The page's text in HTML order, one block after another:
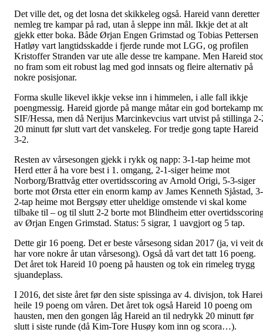
Det ville det, og det losna det skikkeleg også. Hareid vann deretter
nemleg tre kampar på rad, utan å sleppe inn mål. Ikkje det at alt
gjekk etter boka. Både Ørjan Engen Grimstad og Tobias Pettersen
Hatløy vart langtidsskadde i fjerde runde mot LGG, og profilen
Kristoffer Stranden var ute alle desse tre kampane. Men Hareid
no fram som eit robust lag med god innsats og fleire alternativ på
nokre posisjonar.
Forma skulle likevel ikkje vekse inn i himmelen, i alle fall ikkje
poengmessig. Hareid gjorde på mange måtar ein god bortekamp
SIF/Hessa, men då Nerijus Marcinkevcius vart utvist på stillinga 2-
20 minutt før slutt vart det vanskeleg. For tredje gong tapte Hareid
3-2.
Resten av vårsesongen gjekk i rykk og napp: 3-1-tap heime mot
Herd etter å ha vore best i 1. omgang, 2-1-siger heime mot
Norborg/Brattvåg etter overtidsscoring av Arnold Origi, 5-3-siger
borte mot Ørsta etter ein enorm kamp av James Kenneth Sjåstad, 3-
2-tap heime mot Bergsøy etter uheldige omstende vi skal kome
tilbake til – og til slutt 2-2 borte mot Blindheim etter
av Ørjan Engen Grimstad. Status: 5 sigrar, 1 uavgjort og 5 tap.
Dette gir 16 poeng. Det er beste vårsesong sidan 2017 (ja, vi veit
har vore nokre år utan vårsesong). Også då vart det tatt 16 poeng.
Det året tok Hareid 10 poeng på hausten og tok ein rimeleg trygg
sjuandeplass.
I 2016, det siste året før den siste spissinga av 4. divisjon, tok
heile 19 poeng om våren. Det året tok også Hareid 10 poeng om
hausten, men den gongen låg Hareid an til nedrykk 20 minutt før
slutt i siste runde (då Kim-Tore Husøy kom inn og scora…).